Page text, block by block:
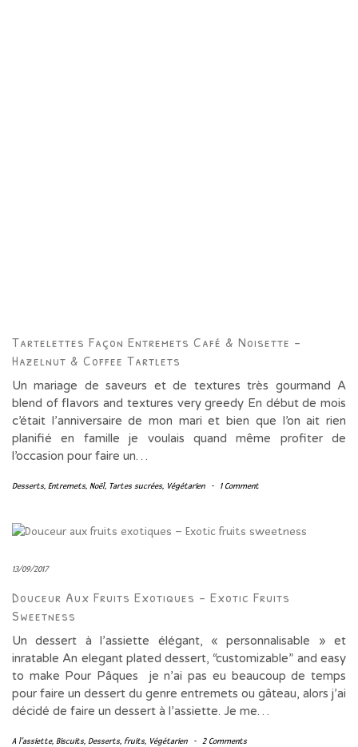
Tartelettes Façon Entremets Café & Noisette –
Hazelnut & Coffee Tartlets
Un mariage de saveurs et de textures très gourmand A
blend of flavors and textures very greedy En début de mois
c’était l’anniversaire de mon mari et bien que l’on ait rien
planifié en famille je voulais quand même profiter de
l’occasion pour faire un…
Desserts, Entremets, Noël, Tartes sucrées, Végétarien - 1 Comment
13/09/2017
Douceur Aux Fruits Exotiques – Exotic Fruits
Sweetness
Un dessert à l’assiette élégant, « personnalisable » et
inratable An elegant plated dessert, “customizable” and easy
to make Pour Pâques je n’ai pas eu beaucoup de temps
pour faire un dessert du genre entremets ou gâteau, alors j’ai
décidé de faire un dessert à l’assiette. Je me…
A l'assiette, Biscuits, Desserts, fruits, Végétarien - 2 Comments